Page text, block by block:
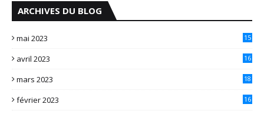
ARCHIVES DU BLOG
mai 2023 15
avril 2023 16
mars 2023 18
février 2023 16